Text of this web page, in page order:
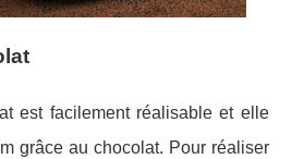
est facilement réalisable et elle
grâce au chocolat. Pour réaliser